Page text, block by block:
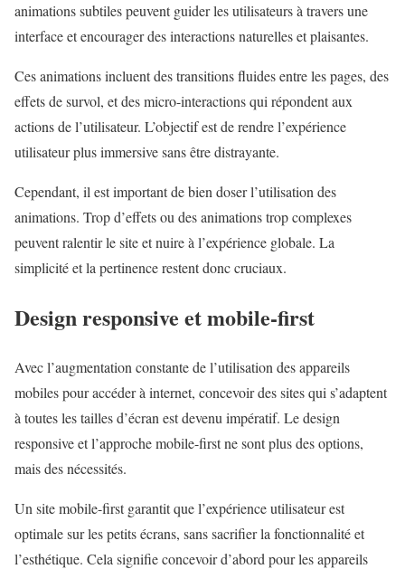
animations subtiles peuvent guider les utilisateurs à travers une
interface et encourager des interactions naturelles et plaisantes.
Ces animations incluent des transitions fluides entre les pages, des
effets de survol, et des micro-interactions qui répondent aux
actions de l’utilisateur. L’objectif est de rendre l’expérience
utilisateur plus immersive sans être distrayante.
Cependant, il est important de bien doser l’utilisation des
animations. Trop d’effets ou des animations trop complexes
peuvent ralentir le site et nuire à l’expérience globale. La
simplicité et la pertinence restent donc cruciaux.
Design responsive et mobile-first
Avec l’augmentation constante de l’utilisation des appareils
mobiles pour accéder à internet, concevoir des sites qui s’adaptent
à toutes les tailles d’écran est devenu impératif. Le design
responsive et l’approche mobile-first ne sont plus des options,
mais des nécessités.
Un site mobile-first garantit que l’expérience utilisateur est
optimale sur les petits écrans, sans sacrifier la fonctionnalité et
l’esthétique. Cela signifie concevoir d’abord pour les appareils